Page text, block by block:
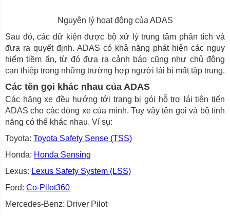
Nguyên lý hoạt động của ADAS
Sau đó, các dữ kiện được bộ xử lý trung tâm phân tích và
đưa ra quyết định. ADAS có khả năng phát hiện các nguy
hiểm tiềm ẩn, từ đó đưa ra cảnh báo cũng như chủ động
can thiệp trong những trường hợp người lái bị mất tập trung.
Các tên gọi khác nhau của ADAS
Các hãng xe đều hướng tới trang bị gói hỗ trợ lái tiên tiến
ADAS cho các dòng xe của mình. Tuy vậy tên gọi và bộ tính
năng có thể khác nhau. Ví sụ:
Toyota: Toyota Safety Sense (TSS)
Honda: Honda Sensing
Lexus: Lexus Safety System (LSS)
Ford: Co-Pilot360
Mercedes-Benz: Driver Pilot